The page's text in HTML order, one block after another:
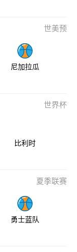
世美预
尼加拉瓜
世界杯
比利时
夏季联赛
勇士蓝队